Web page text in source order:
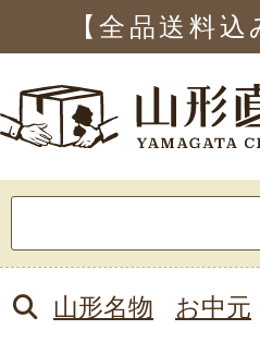
【全品送料
索:
山形名物 お中元